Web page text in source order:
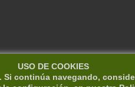
USO DE COOKIES
continúa navegando,